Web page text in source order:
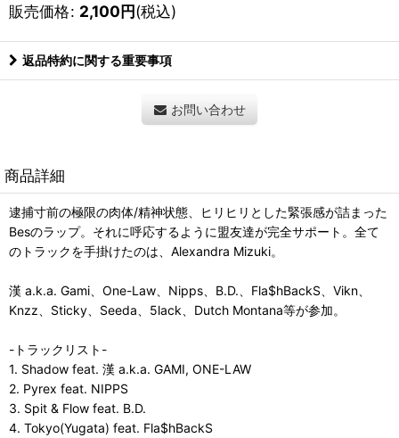
販売価格: 2,100円(税込)
返品特約に関する重要事項
お問い合わせ
商品詳細
逮捕寸前の極限の肉体/精神状態、ヒリヒリとした緊張感が詰まった
Besのラップ。それに呼応するように盟友達が完全サポート。全て
のトラックを手掛けたのは、Alexandra Mizuki。
漢 a.k.a. Gami、One-Law、Nipps、B.D.、Fla$hBackS、Vikn、
Knzz、Sticky、Seeda、5lack、Dutch Montana等が参加。
-トラックリスト-
1. Shadow feat. 漢 a.k.a. GAMI, ONE-LAW
2. Pyrex feat. NIPPS
3. Spit & Flow feat. B.D.
4. Tokyo(Yugata) feat. Fla$hBackS